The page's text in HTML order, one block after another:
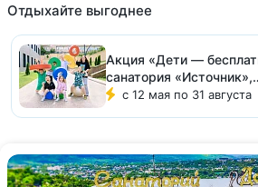
Отдыхайте выгоднее
Акция «Дети —
санатория «Источник»,
Железноводск
с 12 мая по 31 августа